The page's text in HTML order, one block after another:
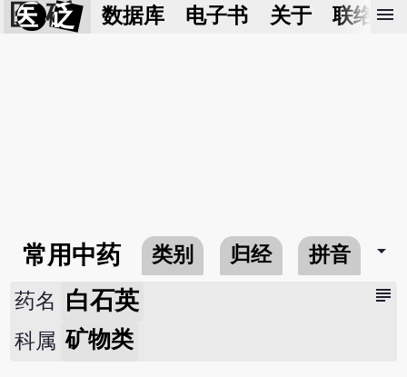
医 砭 数据库 电子书 关于 联络我
menu
常用中药 类别 归经 拼音 arrow_drop_down
subject
药名 白石英
科属 矿物类